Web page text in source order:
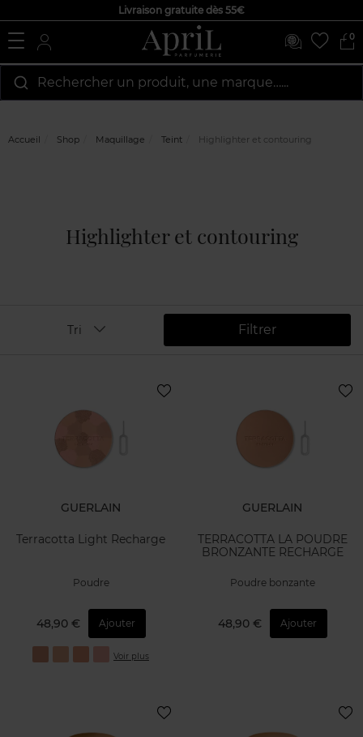
Livraison gratuite dès 55€
0
Rechercher un produit, une marque…...
Accueil Shop Maquillage Teint Highlighter et contouring
Highlighter et contouring
Filtrer
Tri
GUERLAIN
Terracotta Light Recharge
Poudre
48,90 € Ajouter
Voir plus
GUERLAIN
TERRACOTTA LA POUDRE
BRONZANTE RECHARGE
Poudre bonzante
48,90 € Ajouter